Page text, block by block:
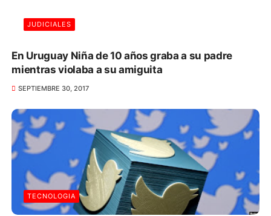
JUDICIALES
En Uruguay Niña de 10 años graba a su padre
mientras violaba a su amiguita
SEPTIEMBRE 30, 2017
TECNOLOGIA